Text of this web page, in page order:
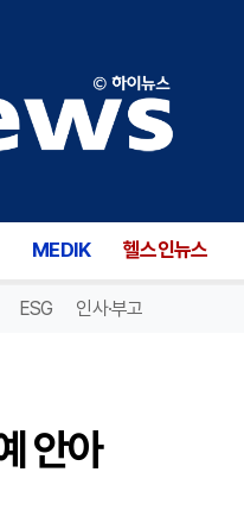
MEDIK 헬스인뉴스
ESG 인사·부고
안아